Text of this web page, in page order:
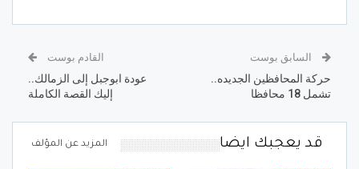
السابق بوست
حركة المحافظين الجديده..
تشمل 18 محافظا
القادم بوست
عودة ابوجبل إلى الزمالك..
إليك القصة الكاملة
قد يعجبك ايضا المزيد عن المؤلف